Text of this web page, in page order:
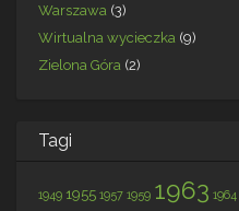
Warszawa (3)
Wirtualna wycieczka (9)
Zielona Góra (2)
Tagi
1949 1955 1957 1959 1963 1964